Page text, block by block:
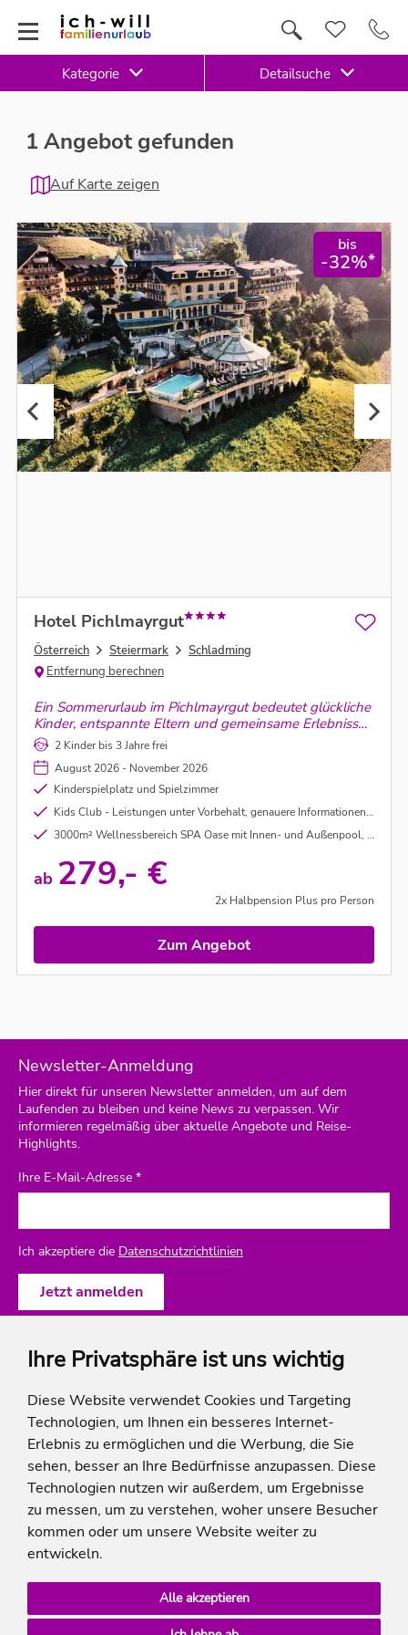
Ihre Privatsphäre ist uns wichtig
Diese Website verwendet Cookies und Targeting
Technologien, um Ihnen ein besseres Internet-
Erlebnis zu ermöglichen und die Werbung, die Sie
sehen, besser an Ihre Bedürfnisse anzupassen. Diese
Technologien nutzen wir außerdem, um Ergebnisse
zu messen, um zu verstehen, woher unsere Besucher
kommen oder um unsere Website weiter zu
entwickeln.
Alle akzeptieren
Kategorie Detailsuche
1 Angebot gefunden
Auf Karte zeigen
bis
-32%*
Hotel Pichlmayrgut
Österreich Steiermark
Schladming
Entfernung berechnen
Ein Sommerurlaub im Pichlmayrgut bedeutet glückliche
Kinder, entspannte Eltern und gemeinsame Erlebnisse
in einer einzigartigen Umgebung. Lasst euch von der
Herzlichkeit unseres Hauses und der Schönheit der
Natur verzaubern.
2 Kinder bis 3 Jahre frei
August 2026 - November 2026
Kinderspielplatz und Spielzimmer
Kids Club - Leistungen unter Vorbehalt, genauere Informationen vor Ort
3000m² Wellnessbereich SPA Oase mit Innen- und Außenpool, Whirlpool, 3 Saunen und Dampfbad
ab 279,- €
2x Halbpension Plus pro Person
Zum Angebot
Newsletter-Anmeldung
Hier direkt für unseren Newsletter anmelden, um auf dem
Laufenden zu bleiben und keine News zu verpassen. Wir
informieren regelmäßig über aktuelle Angebote und Reise-
Highlights.
Ihre E-Mail-Adresse *
Ich akzeptiere die Datenschutzrichtlinien
ich-will-familienurlaub
Rechtliches
auf die Summe der Preise der Einzelleistungen.
**Streichpreise beziehen sich auf die ursprünglichen Preise des Reiseveranstalters.